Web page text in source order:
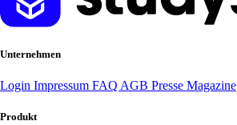
Unternehmen
Login Impressum FAQ AGB Presse Magazine
Produkt